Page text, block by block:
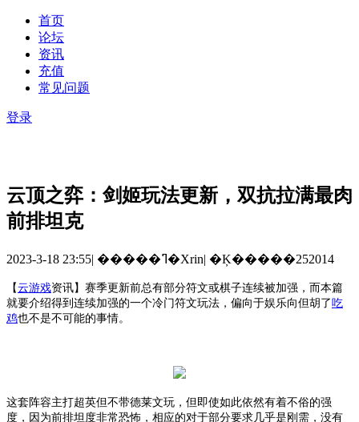
首页
论坛
资讯
充值
常见问题
登录
云顶之弈：剑姬玩法更新，双抗拉满最肉
前排坦克
2023-3-18 23:55| �����ߣ�Xrin| �Ķ�����252014
【云游戏资讯】 赛季更新前总有部分符文或棋子连续被加强，而本篇
就要介绍得到连续加强的一个冷门符文玩法，偏向于娱乐向但胡了 吃
鸡也不是不可能的事情。
这套阵容主打超英但不带德莱文玩，但即使如此依然有着不俗的强
度，因为前排坦度非常恐怖，相应的对于部分要求几乎是刚需，没有